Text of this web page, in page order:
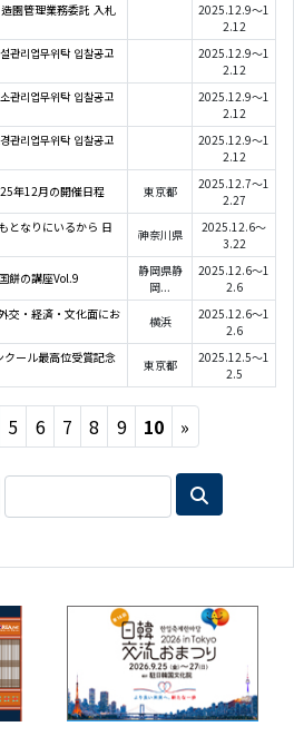
園管理業務委託 入札
2025.12.9～1
2.12
관리업무위탁 입찰공고
2025.12.9～1
2.12
관리업무위탁 입찰공고
2025.12.9～1
2.12
관리업무위탁 입찰공고
2025.12.9～1
2.12
年12月の開催日程 東京都
2025.12.7～1
2.27
となりにいるから 日
神奈川県
2025.12.6～
3.22
餅の講座Vol.9
静岡県静
岡...
2025.12.6～1
2.6
交・経済・文化面にお
横浜
2025.12.6～1
2.6
ール最高位受賞記念
東京都
2025.12.5～1
2.5
5 6 7 8 9 10 »